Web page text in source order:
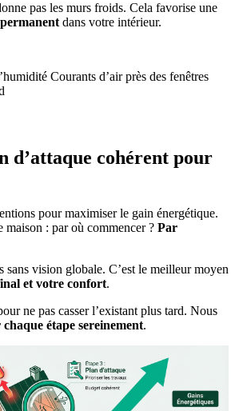
pas les murs froids. Cela favorise une
dans votre intérieur.
Courants d’air près des fenêtres
d’attaque cohérent pour
pour maximiser le gain énergétique.
maison : par où commencer ? Par
sans vision globale. C’est le meilleur moyen
et votre confort.
ne pas casser l’existant plus tard. Nous
étape sereinement.